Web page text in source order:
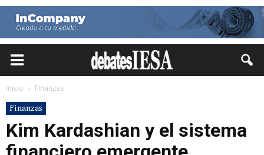
Inicio
Finanzas
Finanzas
Kim Kardashian y el sistema